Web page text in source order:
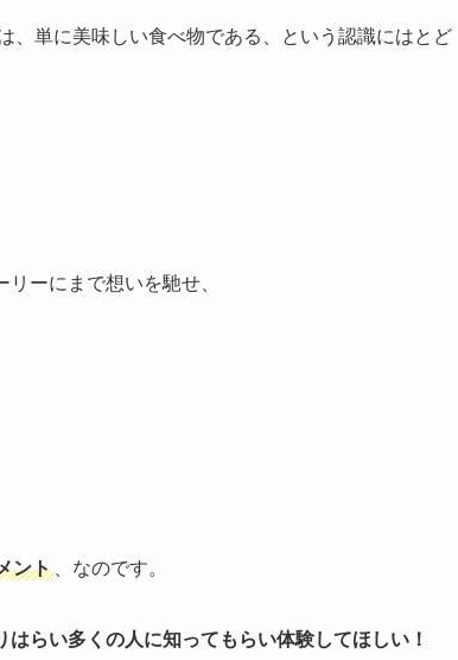
、単に美味しい食べ物である、という認識にはとど
ーにまで想いを馳せ、
ント 、なのです。
らい多くの人に知ってもらい体験してほしい！